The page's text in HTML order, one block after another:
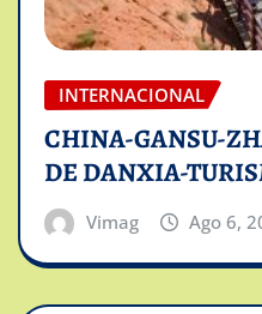
INTERNACIONAL
CHINA-GANSU-
DE DANXIA-
Vimag Ago 6,